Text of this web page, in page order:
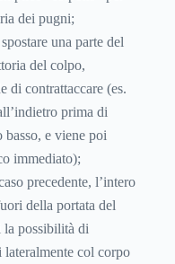
dei pugni;
una parte del
del colpo,
di contrattaccare (es.
prima di
basso, e viene poi
immediato);
precedente, l’intero
della portata del
possibilità di
lateralmente col corpo